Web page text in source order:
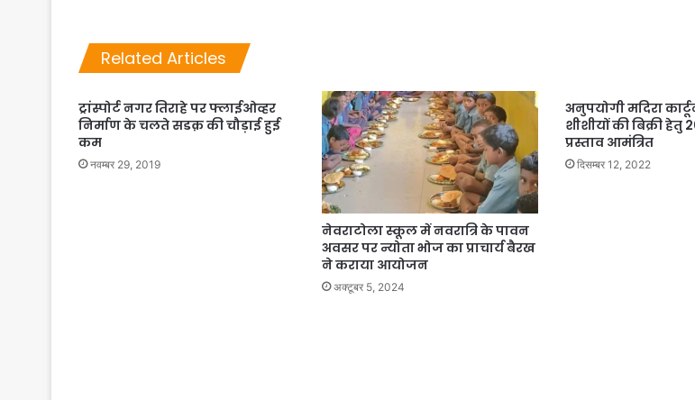
Related Articles
ट्रांस्पोर्ट नगर तिराहे पर फ्लाईओव्हर
निर्माण के चलते सडक़ की चौड़ाई हुई
कम
नवम्बर 29, 2019
नेवराटोला स्कूल में नवरात्रि के पावन
अवसर पर न्योता भोज का प्राचार्य बैरख
ने कराया आयोजन
अक्टूबर 5, 2024
अनुपयोगी मदिरा
शीशीयों की बिक्री हेतु
प्रस्ताव आमंत्रित
दिसम्बर 12, 2022